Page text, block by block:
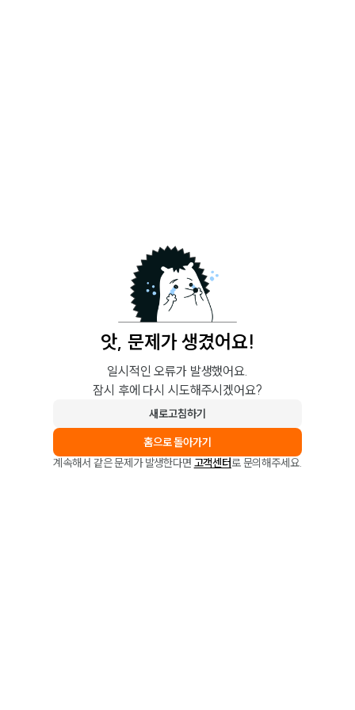
앗, 문제가 생겼어요!
일시적인 오류가 발생했어요.
잠시 후에 다시 시도해주시겠어요?
새로고침하기
홈으로 돌아가기
계속해서 같은 문제가 발생한다면 고객센터로 문의해주세요.